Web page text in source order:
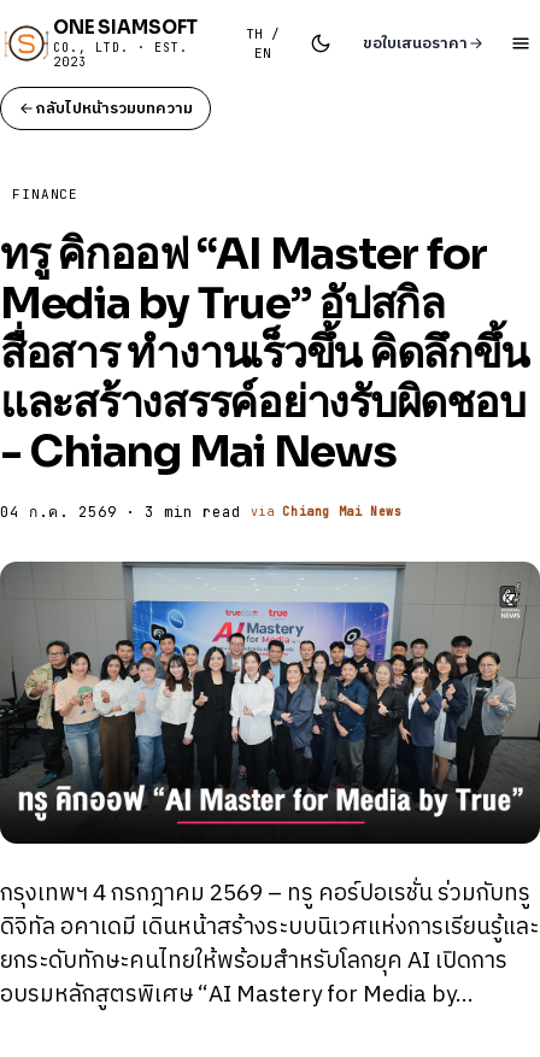
ONE SIAMSOFT
CO., LTD. · EST.
2023
TH /
EN
ขอใบเสนอราคา
กลับไปหน้ารวมบทความ
FINANCE
ทรู คิกออฟ “AI Master for
Media by True” อัปสกิล
สื่อสาร ทำงานเร็วขึ้น คิดลึกขึ้น
และสร้างสรรค์อย่างรับผิดชอบ
- Chiang Mai News
04 ก.ค. 2569 · 3 min read viaChiang Mai News
กรุงเทพฯ 4 กรกฎาคม 2569 – ทรู คอร์ปอเรชั่น ร่วมกับทรู
ดิจิทัล อคาเดมี เดินหน้าสร้างระบบนิเวศแห่งการเรียนรู้และ
ยกระดับทักษะคนไทยให้พร้อมสำหรับโลกยุค AI เปิดการ
อบรมหลักสูตรพิเศษ “AI Mastery for Media by…